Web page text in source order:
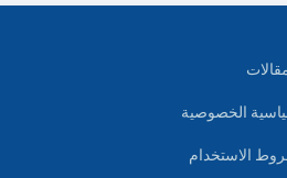
الخصوصية
الاستخدام